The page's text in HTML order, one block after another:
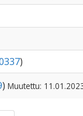
)
) Muutettu: